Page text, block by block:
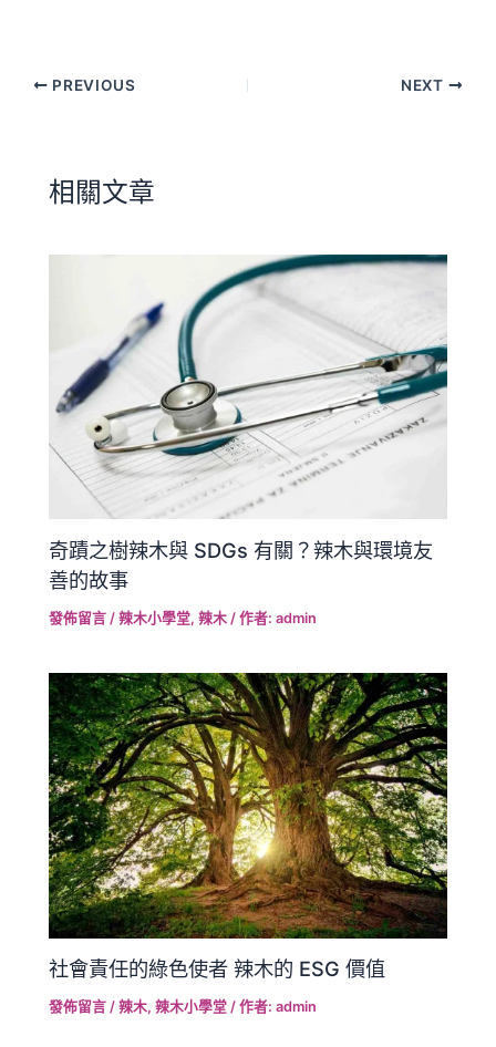
PREVIOUS NEXT
相關文章
奇蹟之樹辣木與 SDGs 有關？辣木與環境友
善的故事
發佈留言 /辣木小學堂,辣木 / 作者:admin
社會責任的綠色使者 辣木的 ESG 價值
發佈留言 /辣木,辣木小學堂 / 作者:admin